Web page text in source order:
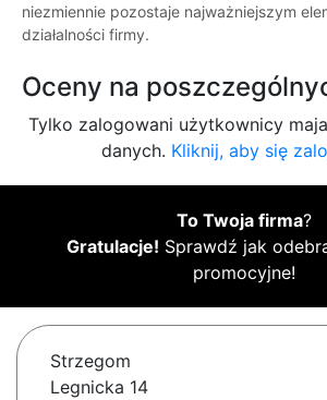
niezmiennie pozostaje najważniejszym
działalności firmy.
Oceny na
Tylko zalogowani użytkownicy
danych. Kliknij, aby się
To Twoja firma?
Gratulacje! Sprawdź jak
promocyjne!
Strzegom
Legnicka 14